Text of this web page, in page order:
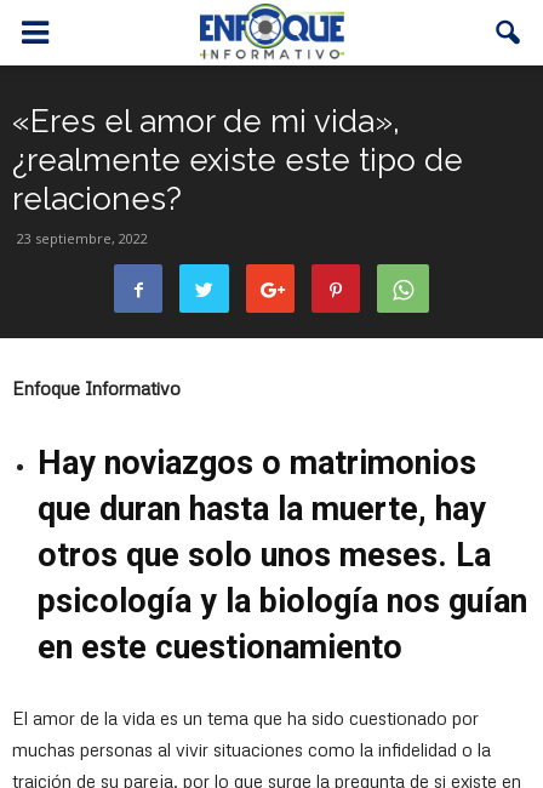
«Eres el amor de mi vida»,
¿realmente existe este tipo de
relaciones?
23 septiembre, 2022
Enfoque Informativo
Hay noviazgos o matrimonios
que duran hasta la muerte, hay
otros que solo unos meses. La
psicología y la biología nos guían
en este cuestionamiento
El amor de la vida es un tema que ha sido cuestionado por
muchas personas al vivir situaciones como la infidelidad o la
traición de su pareja, por lo que surge la pregunta de si existe en